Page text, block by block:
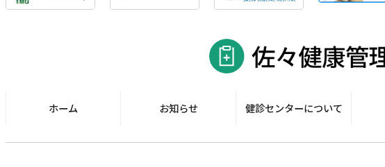
ホーム お知らせ 健診センターについて